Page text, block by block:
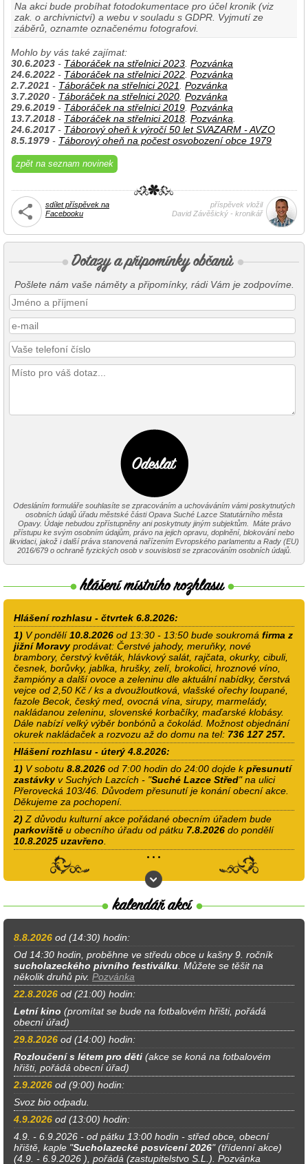
Na akci bude probíhat fotodokumentace pro účel kronik (viz
zak. o archivnictví) a webu v souladu s GDPR. Vyjmutí ze
záběrů, oznamte označenému fotografovi.
Mohlo by vás také zajímat:
30.6.2023 - Táboráček na střelnici 2023 Pozvánka
24.6.2022 - Táboráček na střelnici 2022 Pozvánka
2.7.2021 - Táboráček na střelnici 2021
Pozvánka
3.7.2020 - Táboráček na střelnici 2020 Pozvánka
29.6.2019 - Táboráček na střelnici 2019 Pozvánka
13.7.2018 - Táboráček na střelnici 2018 Pozvánka
24.6.2017- Táborový oheň k výročí 50 let SVAZARM - AVZO
8.5.1979 - Táborový oheň na počest osvobození obce 1979
zpět na seznam novinek
sdílet příspěvek na
Facebooku
příspěvek vložil
David Závěšický - kronikář
Pošlete nám vaše náměty a připomínky, rádi Vám je zodpovíme.
Odesláním formuláře souhlasíte se zpracováním a uchováváním vámi poskytnutých
osobních údajů úřadu městské části Opava Suché Lazce Statutárního města
Opavy. Údaje nebudou zpřístupněny ani poskytnuty jiným subjektům. Máte právo
přístupu ke svým osobním údajům, právo na jejich opravu, doplnění, blokování nebo
likvidaci, jakož i další práva stanovená nařízením Evropského parlamentu a Rady (EU)
2016/679 o ochraně fyzických osob v souvislosti se zpracováním osobních údajů.
Hlášení rozhlasu - čtvrtek 6.8.2026:
1) V pondělí10.8.2026 od 13:30 - 13:50 bude soukromá firma z
jižní Moravyprodávat: Čerstvé jahody, meruňky, nové
brambory, čerstvý květák, hlávkový salát, rajčata, okurky, cibuli,
česnek, borůvky, jablka, hrušky, zelí, brokolici, hroznové víno,
žampióny a další ovoce a zeleninu dle aktuální nabídky, čerstvá
vejce od 2,50 Kč / ks a dvoužloutková, vlašské ořechy loupané,
fazole Becok, český med, ovocná vína, sirupy, marmelády,
nakládanou zeleninu, slovenské korbačíky, maďarské klobásy.
Dále nabízí velký výběr bonbónů a čokolád. Možnost objednání
okurek nakládaček a rozvozu až do domu na tel: 736 127 257.
Hlášení rozhlasu - úterý 4.8.2026:
1) V sobotu 8.8.2026 od 7:00 hodin do 24:00 dojde kpřesunutí
zastávkyv Suchých Lazcích - "Suché Lazce Střed" na ulici
Přerovecká 103/46. Důvodem přesunutí je konání obecní akce.
Děkujeme za pochopení.
2) Z důvodu kulturní akce pořádané obecním úřadem bude
parkoviště u obecního úřadu od pátku 7.8.2026 do pondělí
10.8.2025 uzavřeno
8.8.2026 od (14:30) hodin:
Od 14:30 hodin, proběhne ve středu obce u kašny 9. ročník
sucholazeckého pivního festiválku . Můžete se těšit na
několik druhů piv. Pozvánka
22.8.2026 od (21:00) hodin:
Letní kino (promítat se bude na fotbalovém hřišti, pořádá
obecní úřad)
29.8.2026 od (14:00) hodin:
Rozloučení s létem pro děti (akce se koná na fotbalovém
hřišti, pořádá obecní úřad)
2.9.2026 od (9:00) hodin:
Svoz bio odpadu.
4.9.2026 od (13:00) hodin:
4.9. - 6.9.2026 - od pátku 13:00 hodin - střed obce, obecní
hřiště, kaple "Sucholazecké posvícení 2026" (třídenní akce)
(4.9. - 6.9.2026 ), pořádá (zastupitelstvo S.L.). Pozvánka